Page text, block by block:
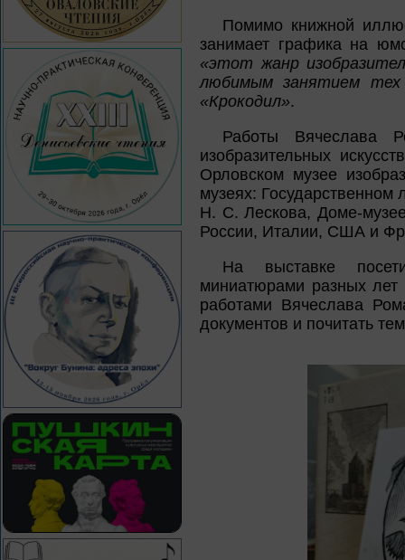
Помимо книжной
занимает графика на
«этот жанр
любимым занятием тех
«Крокодил».
Работы Вячеслава
изобразительных
Орловском музее
музеях:
Н. С. Лескова, Доме-
России, Италии, США и
На выставке
миниатюрами разных
работами Вячеслава
документов и почитать